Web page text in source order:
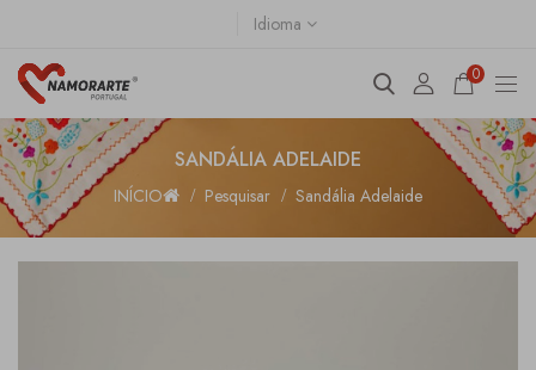
Idioma
0
SANDÁLIA ADELAIDE
INÍCIO Pesquisar Sandália Adelaide